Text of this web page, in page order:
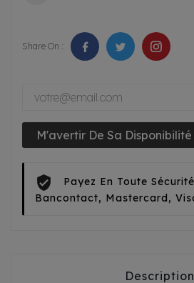
Share On :
M'avertir De Sa Disponibilité
Payez En Toute
Bancontact, Mastercard,
Description